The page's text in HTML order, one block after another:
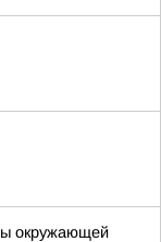
окружающей